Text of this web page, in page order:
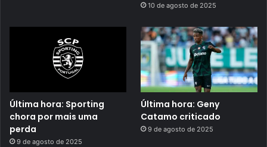
10 de agosto de 2025
Última hora: Sporting
chora por mais uma
perda
9 de agosto de 2025
Última hora: Geny
Catamo criticado
9 de agosto de 2025